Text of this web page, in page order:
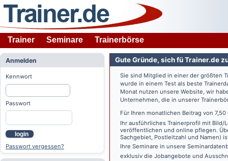
Trainer Seminare Trainerbörse
Anmelden
Kennwort
Passwort
login
Passwort vergessen?
Gute Gründe, sich fü Trainer.de
Sie sind Mitglied in einer der größten
wurde in einem Test als beste
Monat nutzen unsere Website, wir
Unternehmen, die in unserer
Für Ihren monatlichen Beitrag von
Ihr ausführliches Trainerprofil mit
veröffentlichen und online pflegen.
Sachgebiet, Postleitzahl und Namen)
Ihre Seminare in unsere
exklusiv die Jobangebote und